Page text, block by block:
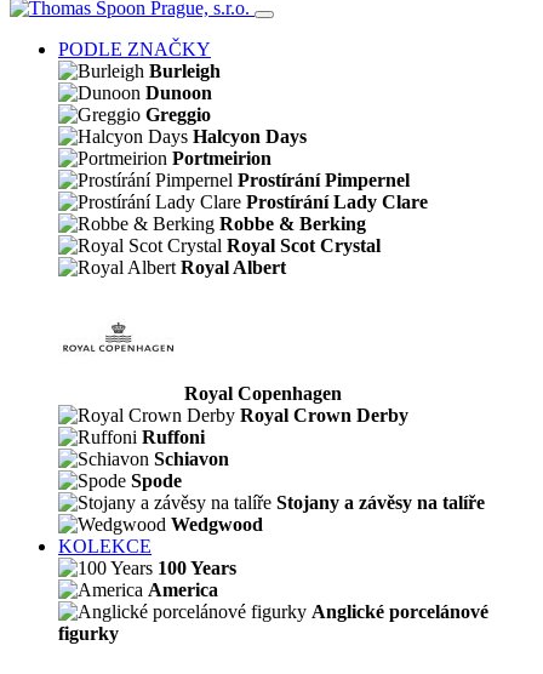
PODLE ZNAČKY
Burleigh
Dunoon
Greggio
Halcyon Days
Portmeirion
Prostírání Pimpernel
Prostírání Lady Clare
Robbe & Berking
Royal Scot Crystal
Royal Albert
Royal Copenhagen
Royal Crown Derby
Ruffoni
Schiavon
Spode
Stojany a závěsy na talíře
Wedgwood
KOLEKCE
100 Years
America
Anglické porcelánové
figurky